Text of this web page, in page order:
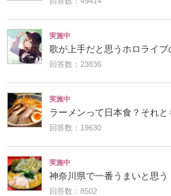
実施中
歌が上手だと思うホロライブ
回答数：23836
実施中
ラーメンって日本食？それと
回答数：19630
実施中
神奈川県で一番うまいと思
回答数：8502